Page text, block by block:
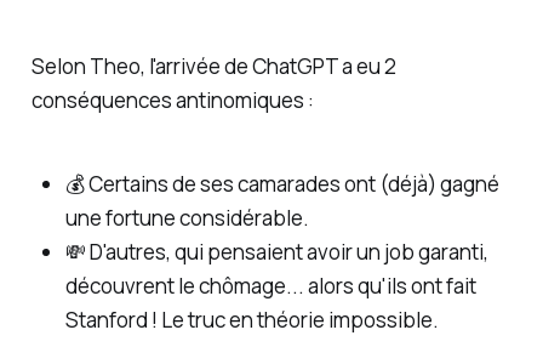
Selon Theo, l'arrivée de ChatGPT a eu 2
conséquences antinomiques :
💰 Certains de ses camarades ont (déjà) gagné
une fortune considérable.
💸 D'autres, qui pensaient avoir un job garanti,
découvrent le chômage... alors qu'ils ont fait
Stanford ! Le truc en théorie impossible.